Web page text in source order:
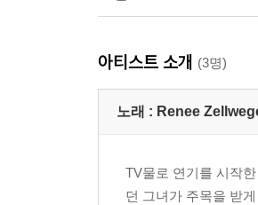
아티스트 소개 (3명)
노래 : Renee
TV물로 연기를 시작
던 그녀가 주목을 받